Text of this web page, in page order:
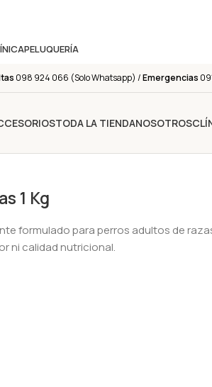
PELUQUERÍA
098 924 066 (Solo Whatsapp) /Emergencias
TODA LA TIENDANOSOTROS
1 Kg
formulado para perros adultos de
ni calidad nutricional.